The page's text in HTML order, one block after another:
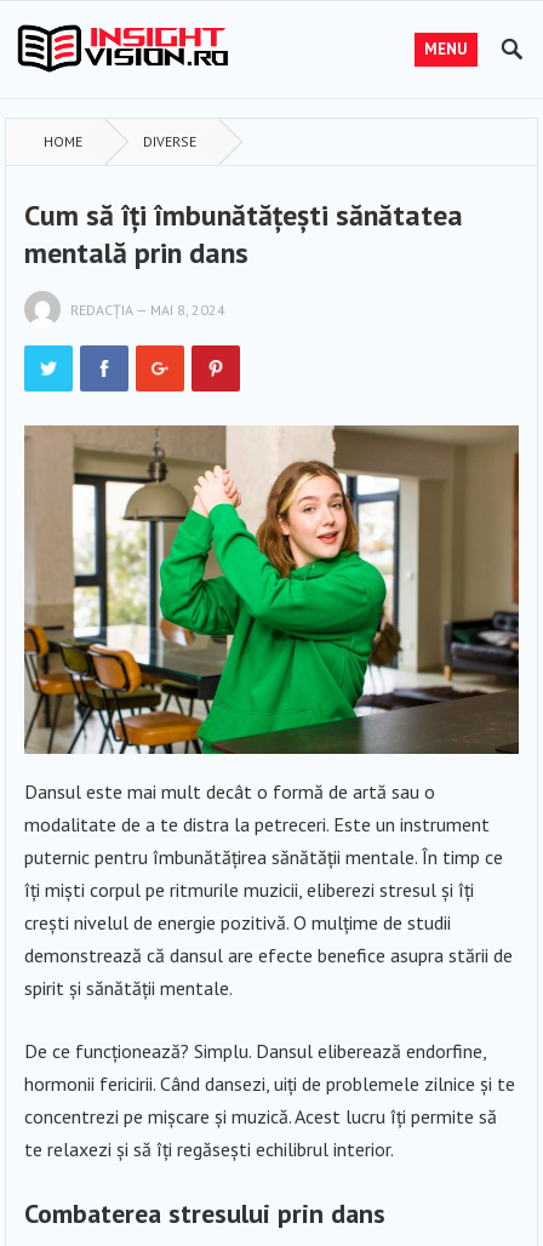
MENU
HOME DIVERSE
Cum să îți îmbunătățești sănătatea
mentală prin dans
REDACȚIA — MAI 8, 2024
Dansul este mai mult decât o formă de artă sau o
modalitate de a te distra la petreceri. Este un instrument
puternic pentru îmbunătățirea sănătății mentale. În timp ce
îți miști corpul pe ritmurile muzicii, eliberezi stresul și îți
crești nivelul de energie pozitivă. O mulțime de studii
demonstrează că dansul are efecte benefice asupra stării de
spirit și sănătății mentale.
De ce funcționează? Simplu. Dansul eliberează endorfine,
hormonii fericirii. Când dansezi, uiți de problemele zilnice și te
concentrezi pe mișcare și muzică. Acest lucru îți permite să
te relaxezi și să îți regăsești echilibrul interior.
Combaterea stresului prin dans